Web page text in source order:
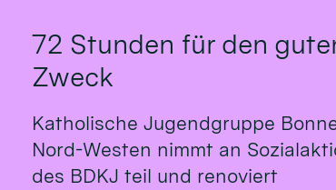
72 Stunden für den
Zweck
Katholische Jugendgruppe
Nord-Westen nimmt an
des BDKJ teil und renoviert